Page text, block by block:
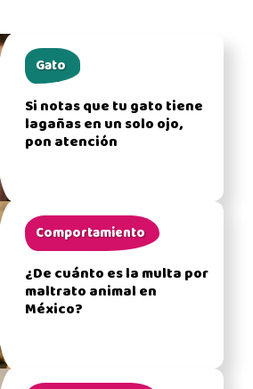
Gato
Si notas que tu gato tiene
lagañas en un solo ojo,
pon atención
Comportamiento
¿De cuánto es la multa por
maltrato animal en
México?